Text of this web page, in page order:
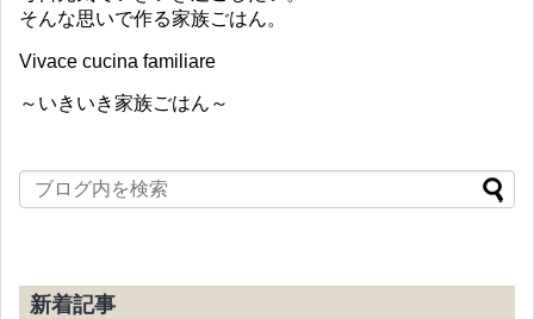
そんな思いで作る家族ごはん。
Vivace cucina familiare
～いきいき家族ごはん～
新着記事